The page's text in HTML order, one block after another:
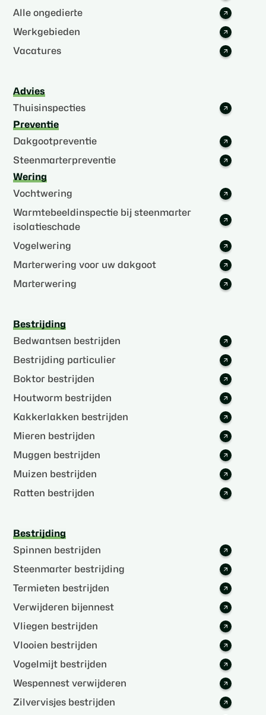
Alle ongedierte
Werkgebieden
Vacatures
Advies
Thuisinspecties
Preventie
Dakgootpreventie
Steenmarterpreventie
Wering
Vochtwering
Warmtebeeldinspectie bij steenmarter
isolatieschade
Vogelwering
Marterwering voor uw dakgoot
Marterwering
Bestrijding
Bedwantsen bestrijden
Bestrijding particulier
Boktor bestrijden
Houtworm bestrijden
Kakkerlakken bestrijden
Mieren bestrijden
Muggen bestrijden
Muizen bestrijden
Ratten bestrijden
Bestrijding
Spinnen bestrijden
Steenmarter bestrijding
Termieten bestrijden
Verwijderen bijennest
Vliegen bestrijden
Vlooien bestrijden
Vogelmijt bestrijden
Wespennest verwijderen
Zilvervisjes bestrijden